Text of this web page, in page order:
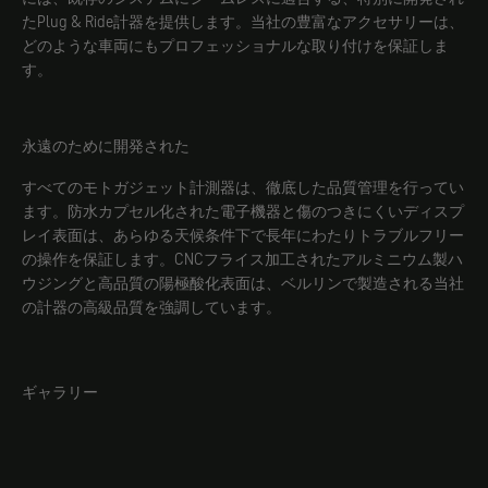
たPlug & Ride計器を提供します。当社の豊富なアクセサリーは、
どのような車両にもプロフェッショナルな取り付けを保証しま
す。
永遠のために開発された
すべてのモトガジェット計測器は、徹底した品質管理を行ってい
ます。防水カプセル化された電子機器と傷のつきにくいディスプ
レイ表面は、あらゆる天候条件下で長年にわたりトラブルフリー
の操作を保証します。CNCフライス加工されたアルミニウム製ハ
ウジングと高品質の陽極酸化表面は、ベルリンで製造される当社
の計器の高級品質を強調しています。
ギャラリー